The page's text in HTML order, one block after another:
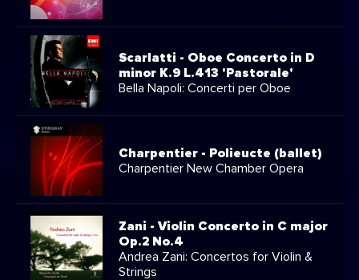
Scarlatti - Oboe Concerto in D
minor K.9 L.413 'Pastorale'
Bella Napoli: Concerti per Oboe
Charpentier - Polieucte (ballet)
Charpentier New Chamber Opera
Zani - Violin Concerto in C major
Op.2 No.4
Andrea Zani: Concertos for Violin &
Strings